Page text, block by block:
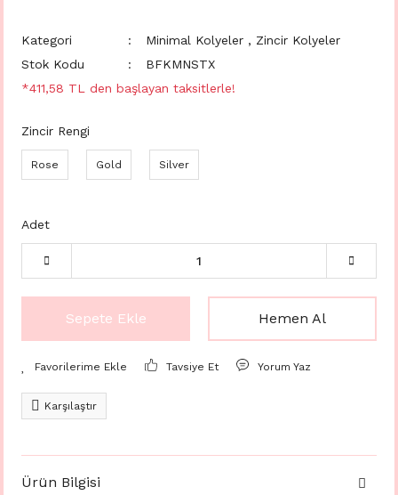
Kategori Minimal Kolyeler , Zincir Kolyeler
Stok Kodu
BFKMNSTX
*411,58 TL den başlayan taksitlerle!
Zincir Rengi
Rose Gold Silver
Adet
Sepete Ekle Hemen Al
Tavsiye Et Yorum Yaz
Karşılaştır
Ürün Bilgisi